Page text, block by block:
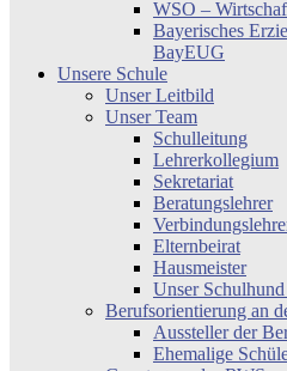
WSO –
Bayerisches
BayEUG
Unsere Schule
Unser Leitbild
Unser Team
Schulleitung
Lehrerkollegium
Sekretariat
Beratungslehrer
Elternbeirat
Hausmeister
Unser
Berufsorientierung an
Aussteller der
Ehemalige